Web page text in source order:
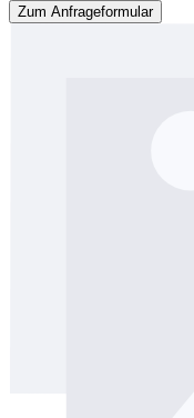
Zum Anfrageformular